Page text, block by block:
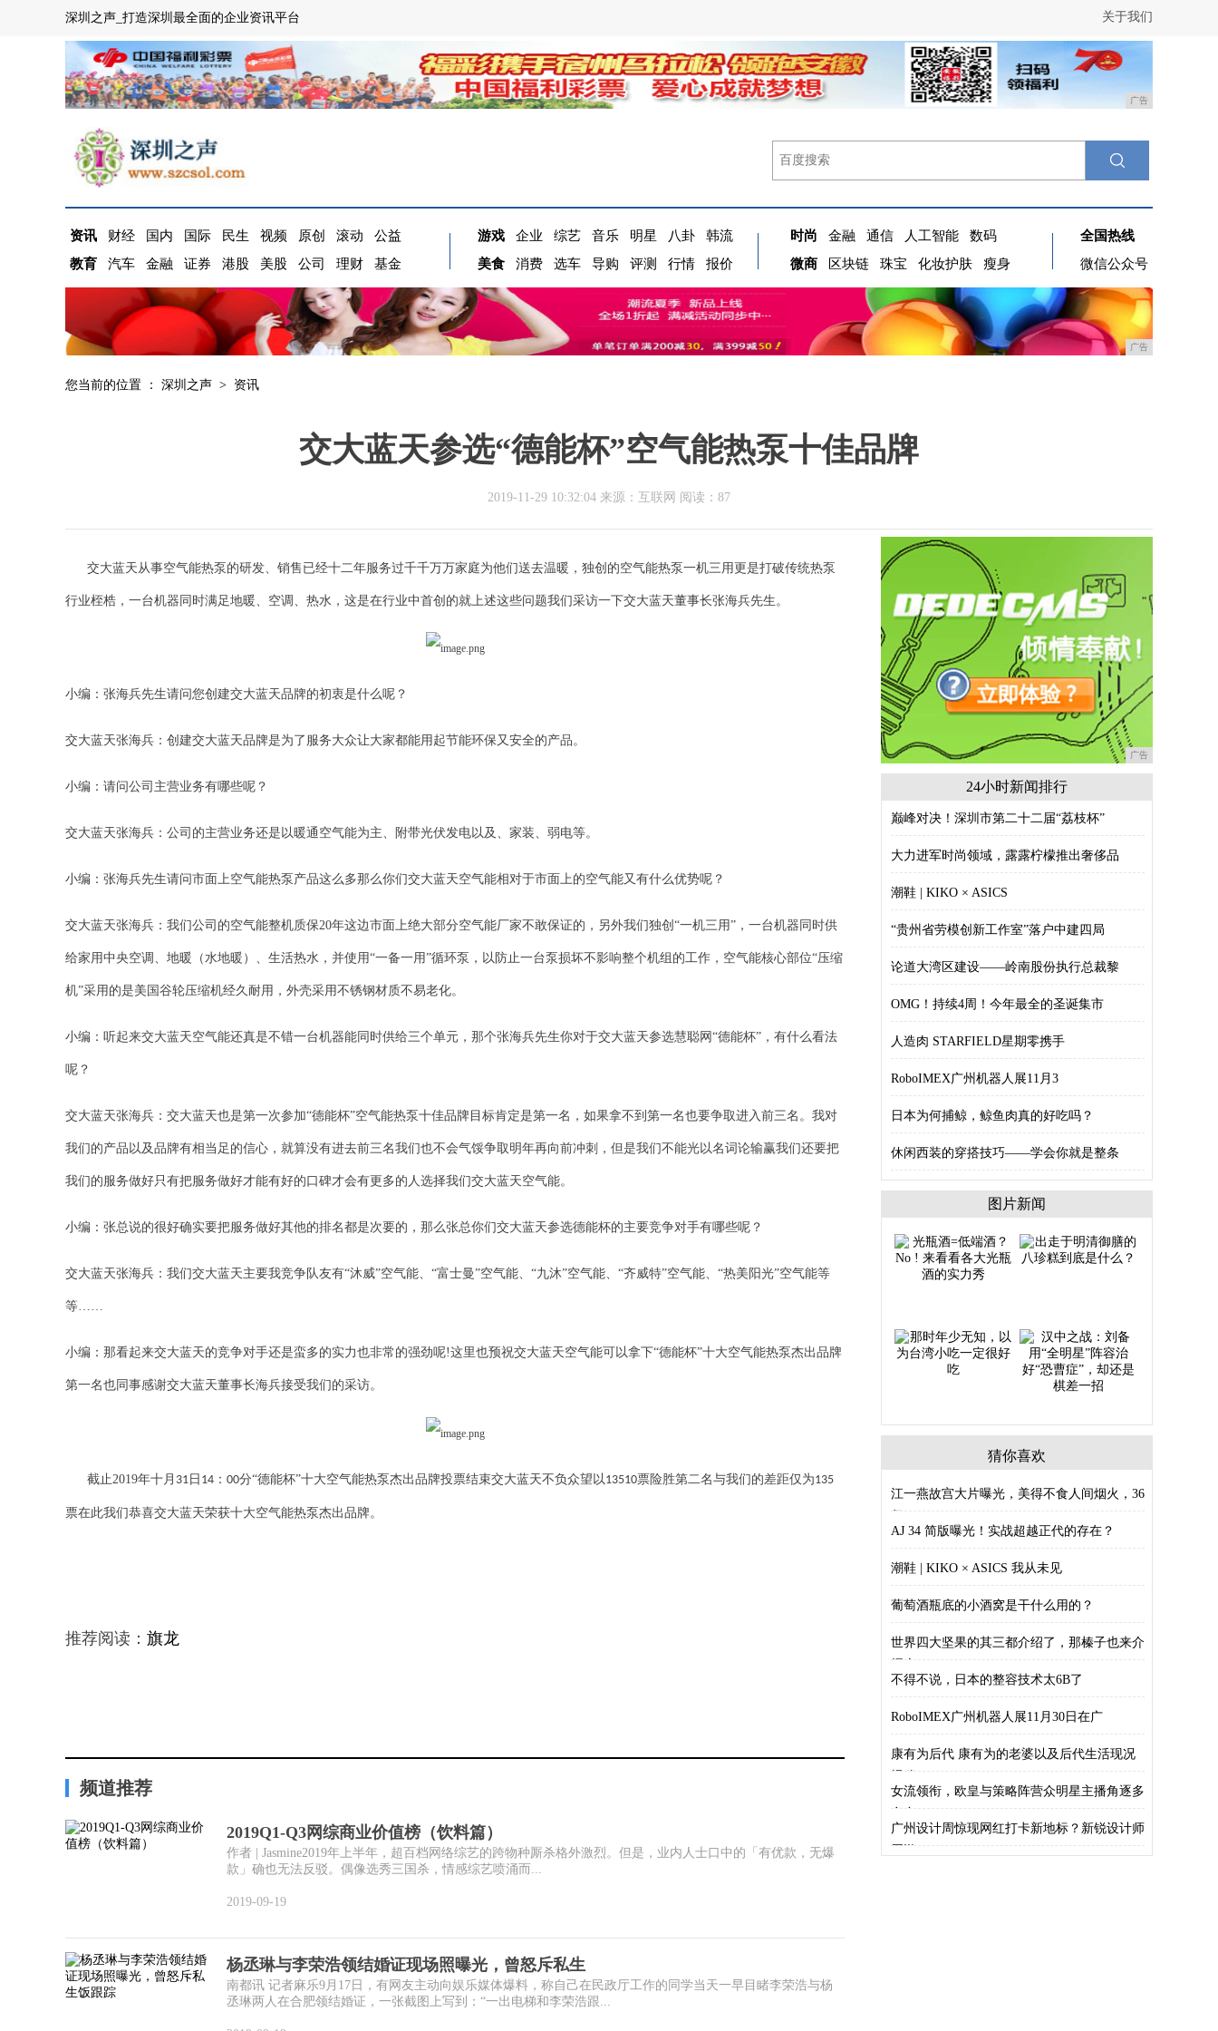
关于我们
深圳之声_打造深圳最全面的企业资讯平台
广告
资讯 财经 国内 国际 民生 视频 原创 滚动
公益
教育
汽车 金融 证券 港股 美股 公司 理财 基金
游戏 企业 综艺 音乐 明星 八卦
韩流
美食
消费 选车 导购 评测 行情 报价
时尚 金融 通信 人工智能
数码
微商
区块链 珠宝 化妆护肤 瘦身
全国热线
微信公众号
广告
您当前的位置 ： 深圳之声 > 资讯
交大蓝天参选“德能杯”空气能热泵十佳品牌
2019-11-29 10:32:04 来源：互联网 阅读：87
交大蓝天从事空气能热泵的研发、销售已经十二年服务过千千万万家庭为他们送去温暖，独创的空气能热泵一机三用更是打破传统热泵
行业桎梏，一台机器同时满足地暖、空调、热水，这是在行业中首创的就上述这些问题我们采访一下交大蓝天董事长张海兵先生。
小编：张海兵先生请问您创建交大蓝天品牌的初衷是什么呢？
交大蓝天张海兵：创建交大蓝天品牌是为了服务大众让大家都能用起节能环保又安全的产品。
小编：请问公司主营业务有哪些呢？
交大蓝天张海兵：公司的主营业务还是以暖通空气能为主、附带光伏发电以及、家装、弱电等。
小编：张海兵先生请问市面上空气能热泵产品这么多那么你们交大蓝天空气能相对于市面上的空气能又有什么优势呢？
交大蓝天张海兵：我们公司的空气能整机质保20年这边市面上绝大部分空气能厂家不敢保证的，另外我们独创“一机三用”，一台机器同时供
给家用中央空调、地暖（水地暖）、生活热水，并使用“一备一用”循环泵，以防止一台泵损坏不影响整个机组的工作，空气能核心部位“压缩
机”采用的是美国谷轮压缩机经久耐用，外壳采用不锈钢材质不易老化。
小编：听起来交大蓝天空气能还真是不错一台机器能同时供给三个单元，那个张海兵先生你对于交大蓝天参选慧聪网“德能杯”，有什么看法
呢？
交大蓝天张海兵：交大蓝天也是第一次参加“德能杯”空气能热泵十佳品牌目标肯定是第一名，如果拿不到第一名也要争取进入前三名。我对
我们的产品以及品牌有相当足的信心，就算没有进去前三名我们也不会气馁争取明年再向前冲刺，但是我们不能光以名词论输赢我们还要把
我们的服务做好只有把服务做好才能有好的口碑才会有更多的人选择我们交大蓝天空气能。
小编：张总说的很好确实要把服务做好其他的排名都是次要的，那么张总你们交大蓝天参选德能杯的主要竞争对手有哪些呢？
交大蓝天张海兵：我们交大蓝天主要我竞争队友有“沐威”空气能、“富士曼”空气能、“九沐”空气能、“齐威特”空气能、“热美阳光”空气能等
等……
小编：那看起来交大蓝天的竞争对手还是蛮多的实力也非常的强劲呢!这里也预祝交大蓝天空气能可以拿下“德能杯”十大空气能热泵杰出品牌
第一名也同事感谢交大蓝天董事长海兵接受我们的采访。
截止2019年十月 31日 14 ： 00分“德能杯”十大空气能热泵杰出品牌投票结束交大蓝天不负众望以 13510票险胜第二名与我们的差距仅为135
票在此我们恭喜交大蓝天荣获十大空气能热泵杰出品牌。
推荐阅读： 旗龙
频道推荐
2019Q1-Q3网综商业价值榜（饮料篇）
作者 | Jasmine2019年上半年，超百档网络综艺的跨物种厮杀格外激烈。但是，业内人士口中的「有优款，无爆
款」确也无法反驳。偶像选秀三国杀，情感综艺喷涌而...
2019-09-19
杨丞琳与李荣浩领结婚证现场照曝光，曾怒斥私生
南都讯 记者麻乐9月17日，有网友主动向娱乐媒体爆料，称自己在民政厅工作的同学当天一早目睹李荣浩与杨
丞琳两人在合肥领结婚证，一张截图上写到：“一出电梯和李荣浩跟...
广告
24小时新闻排行
巅峰对决！深圳市第二十二届“荔枝杯”
大力进军时尚领域，露露柠檬推出奢侈品
潮鞋 | KIKO × ASICS
“贵州省劳模创新工作室”落户中建四局
论道大湾区建设——岭南股份执行总裁黎
OMG！持续4周！今年最全的圣诞集市
人造肉 STARFIELD星期零携手
RoboIMEX广州机器人展11月3
日本为何捕鲸，鲸鱼肉真的好吃吗？
休闲西装的穿搭技巧——学会你就是整条
图片新闻
猜你喜欢
江一燕故宫大片曝光，美得不食人间烟火，36
仍
AJ 34 简版曝光！实战超越正代的存在？
潮鞋 | KIKO × ASICS 我从未见
葡萄酒瓶底的小酒窝是干什么用的？
世界四大坚果的其三都介绍了，那榛子也来介
绍介
不得不说，日本的整容技术太6B了
RoboIMEX广州机器人展11月30日在广
康有为后代 康有为的老婆以及后代生活现况
揭秘
女流领衔，欧皇与策略阵营众明星主播角逐多
多自
广州设计周惊现网红打卡新地标？新锐设计师
周游